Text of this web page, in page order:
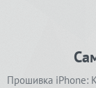
Прошивка iPhone: